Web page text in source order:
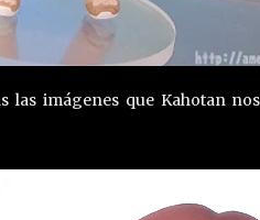
las imágenes que Kahotan